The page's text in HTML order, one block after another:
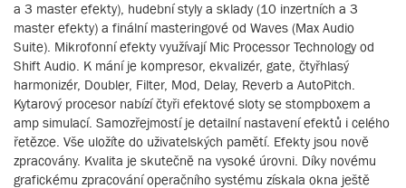
a 3 master efekty), hudební styly a sklady (10 inzertních a 3
master efekty) a finální masteringové od Waves (Max Audio
Suite). Mikrofonní efekty využívají Mic Processor Technology od
Shift Audio. K mání je kompresor, ekvalizér, gate, čtyřhlasý
harmonizér, Doubler, Filter, Mod, Delay, Reverb a AutoPitch.
Kytarový procesor nabízí čtyři efektové sloty se stompboxem a
amp simulací. Samozřejmostí je detailní nastavení efektů i celého
řetězce. Vše uložíte do uživatelských pamětí. Efekty jsou nově
zpracovány. Kvalita je skutečně na vysoké úrovni. Díky novému
grafickému zpracování operačního systému získala okna ještě